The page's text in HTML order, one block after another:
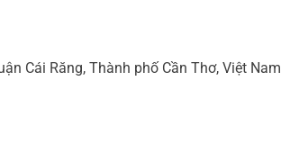
Cái Răng, Thành phố Cần Thơ, Việt Nam